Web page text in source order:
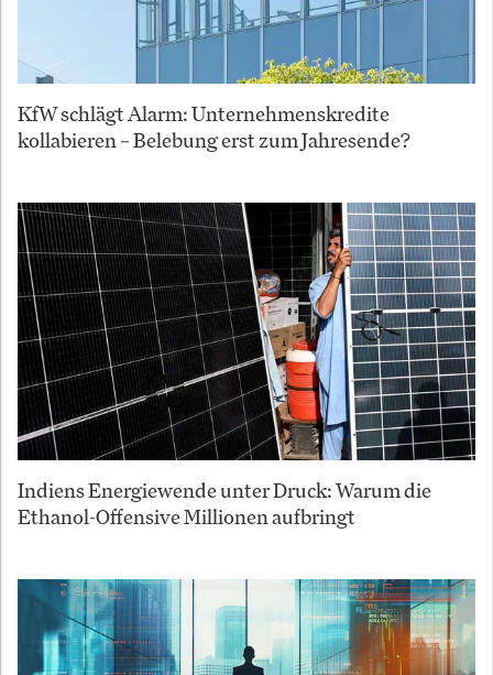
KfW schlägt Alarm: Unternehmenskredite
kollabieren – Belebung erst zum Jahresende?
Indiens Energiewende unter Druck: Warum die
Ethanol-Offensive Millionen aufbringt